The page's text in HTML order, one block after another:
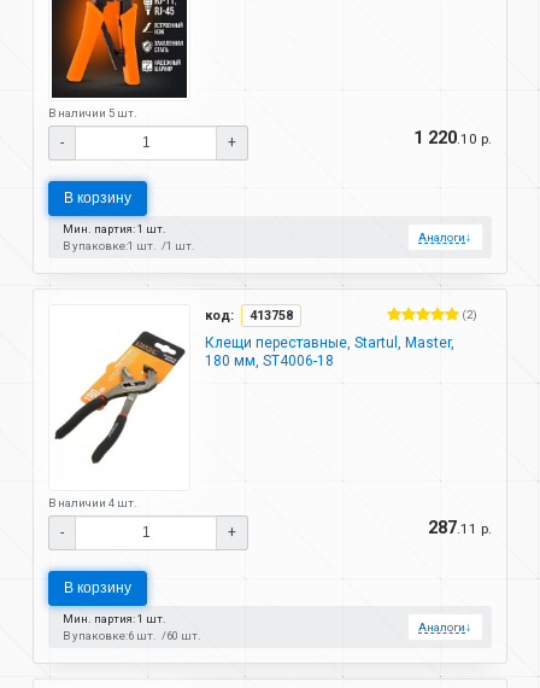
В наличии 5 шт.
- + 1 220 .10 р.
В корзину
Мин. партия: 1 шт.
В упаковке:1 шт. 1 шт.
Аналоги↓
код: 413758 (2)
Клещи переставные, Startul, Master,
180 мм, ST4006-18
В наличии 4 шт.
- + 287 .11 р.
В корзину
Мин. партия: 1 шт.
В упаковке:6 шт. 60 шт.
Аналоги↓